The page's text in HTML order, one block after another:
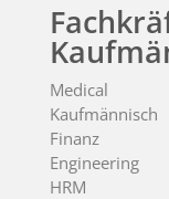
Medical
Kaufmännisch
Finanz
Engineering
HRM